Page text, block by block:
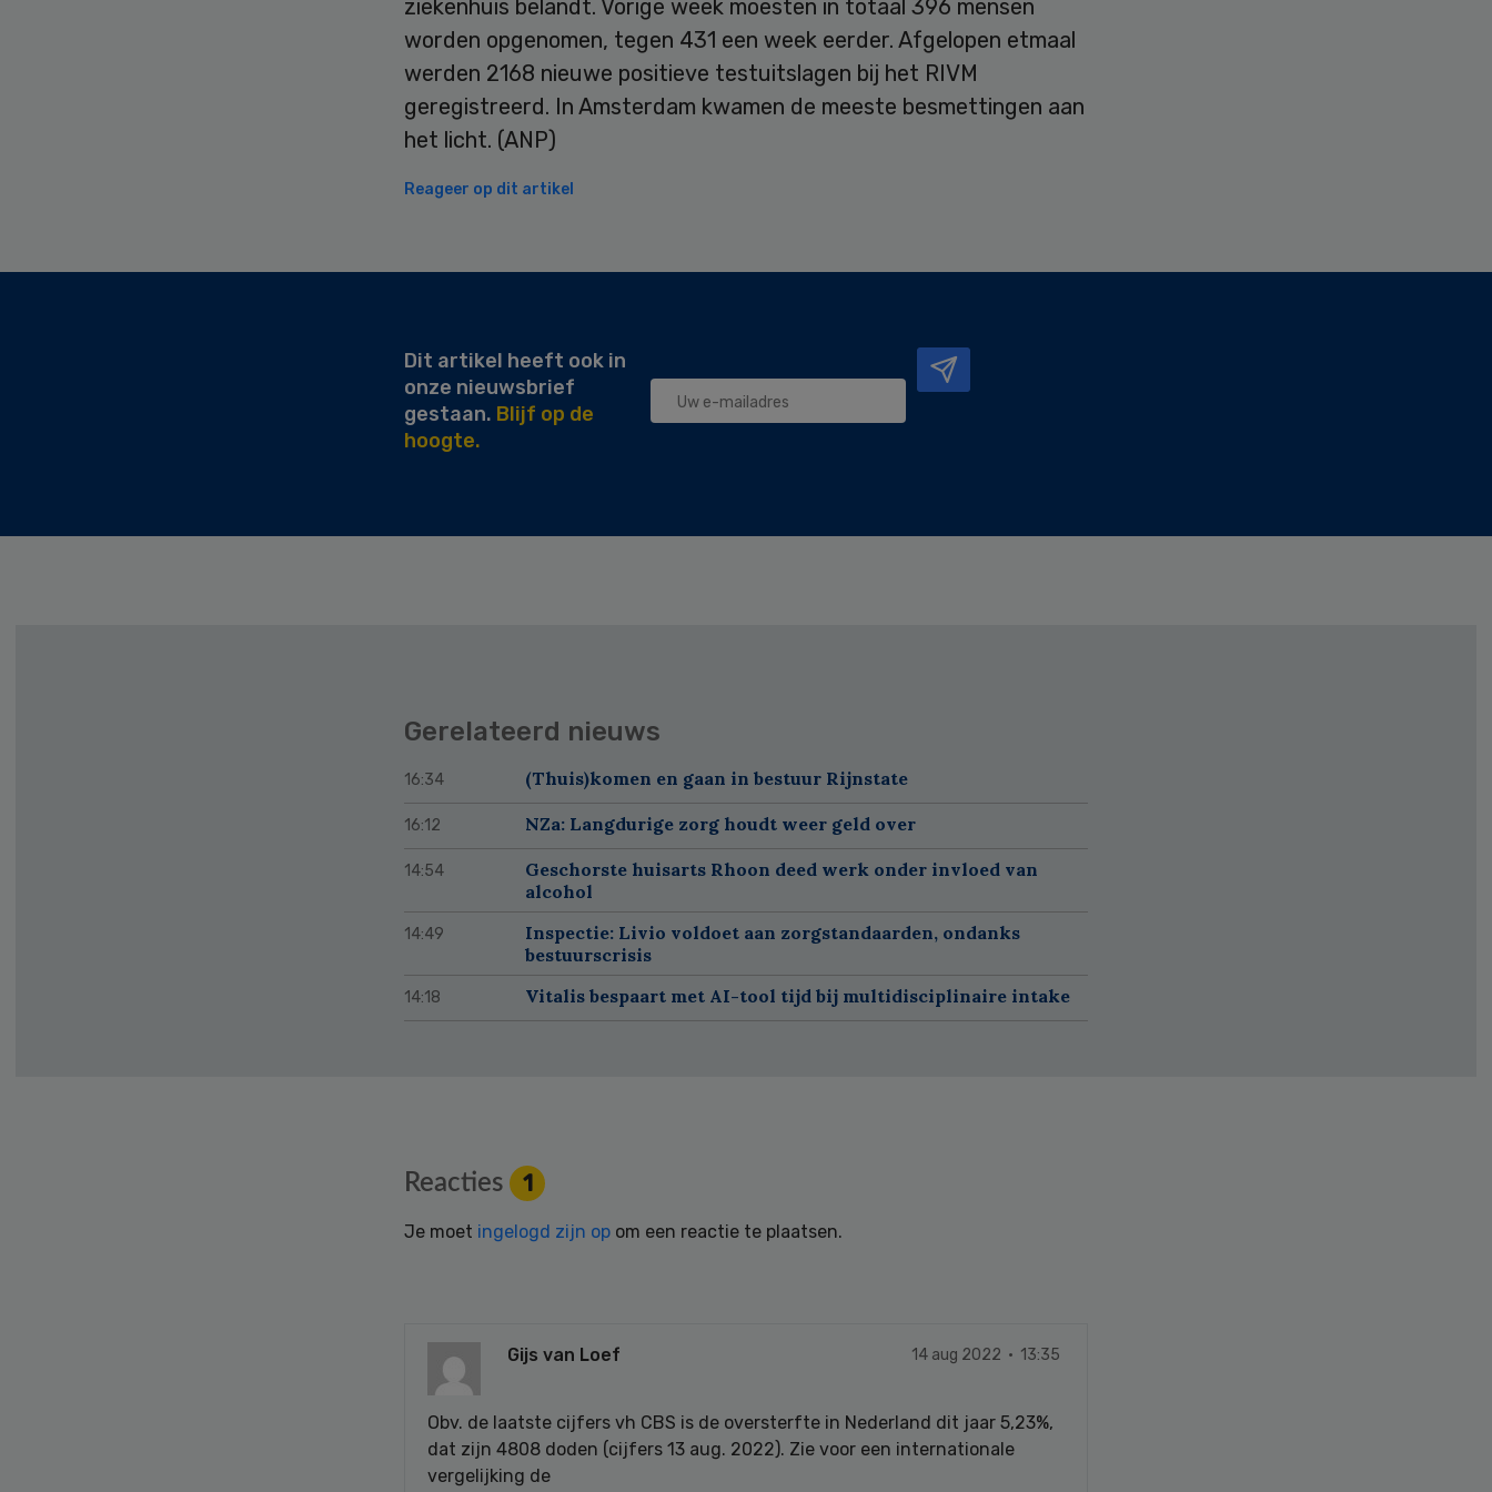
ziekenhuis belandt. Vorige week moesten in totaal 396 mensen
worden opgenomen, tegen 431 een week eerder. Afgelopen etmaal
werden 2168 nieuwe positieve testuitslagen bij het RIVM
geregistreerd. In Amsterdam kwamen de meeste besmettingen aan
het licht. (ANP)
Reageer op dit artikel
Dit artikel heeft ook in
onze nieuwsbrief
gestaan. Blijf op de
hoogte.
Gerelateerd nieuws
16:34 (Thuis)komen en gaan in bestuur Rijnstate
16:12 NZa: Langdurige zorg houdt weer geld over
14:54
Geschorste huisarts Rhoon deed werk onder invloed van
alcohol
14:49
Inspectie: Livio voldoet aan zorgstandaarden, ondanks
bestuurscrisis
14:18 Vitalis bespaart met AI-tool tijd bij multidisciplinaire intake
Reacties 1
Je moet ingelogd zijn op om een reactie te plaatsen.
Gijs van Loef 14 aug 2022 · 13:35
Obv. de laatste cijfers vh CBS is de oversterfte in Nederland dit jaar 5,23%,
dat zijn 4808 doden (cijfers 13 aug. 2022). Zie voor een internationale
vergelijking de